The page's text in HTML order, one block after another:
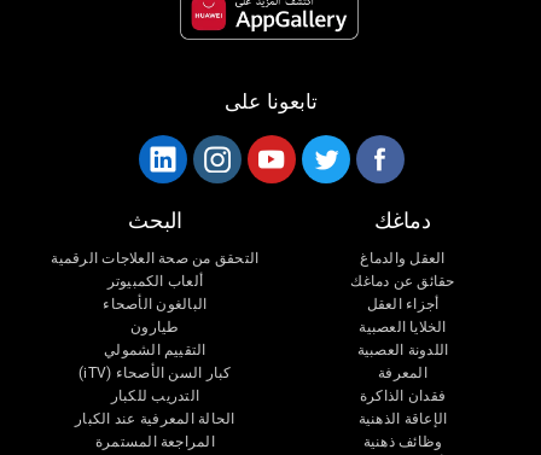
تابعونا على
دماغك
العقل والدماغ
حقائق عن دماغك
أجزاء العقل
الخلايا العصبية
اللدونة العصبية
المعرفة
فقدان الذاكرة
الإعاقة الذهنية
وظائف ذهنية
البحث
التحقق من صحة العلاجات الرقمية
ألعاب الكمبيوتر
البالغون الأصحاء
طيارون
التقييم الشمولي
كبار السن الأصحاء (iTV)
التدريب للكبار
الحالة المعرفية عند الكبار
المراجعة المستمرة